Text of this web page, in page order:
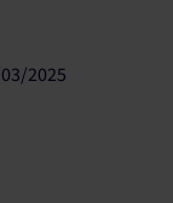
2025